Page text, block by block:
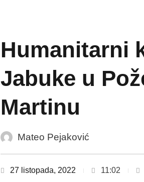
Humanitarni
Jabuke u
Martinu
Mateo Pejaković
27 listopada, 2022 11:02